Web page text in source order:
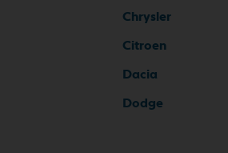
Chrysler
Citroen
Dacia
Dodge